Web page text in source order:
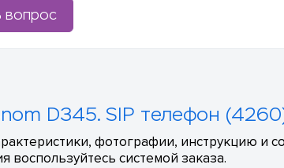
вопрос
D345. SIP телефон
фотографии, инструкцию и
воспользуйтесь системой заказа.